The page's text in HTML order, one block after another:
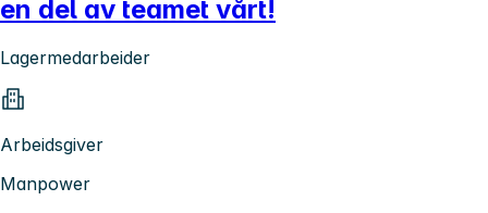
en del av teamet vårt!
Lagermedarbeider
Arbeidsgiver
Manpower